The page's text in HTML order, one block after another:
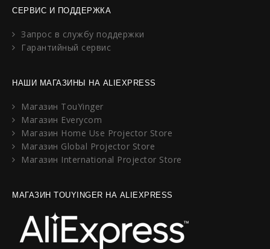
СЕРВИС И ПОДДЕРЖКА
Запрос в службу поддержки
Гарантийный сервис
НАШИ МАГАЗИНЫ НА ALIEXPRESS
Магазин TouYinger
Магазин Everycom
Магазин Home Use Projector Store
Магазин Global Projector Store
Магазин International Projector Store
МАГАЗИН TOUYINGER НА ALIEXPRESS